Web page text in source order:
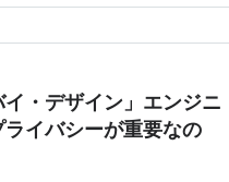
イ・デザイン」エンジニ
イバシーが重要なの